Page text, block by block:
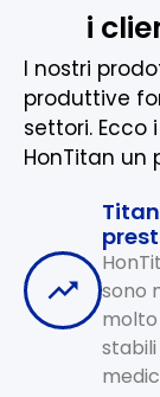
i
I nostri
produttive
settori.
HonTitan un
sono
molto